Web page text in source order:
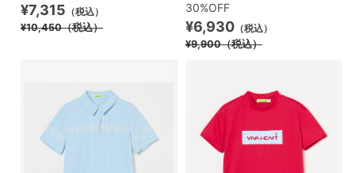
¥7,315 （税込）
¥10,450（税込）
30%OFF
¥6,930 （税込）
¥9,900（税込）